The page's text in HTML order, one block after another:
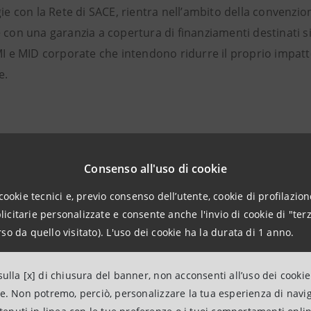
Consenso all'uso di cookie
tecnici e, previo consenso dell’utente, cookie di
personalizzate e consente anche l'invio di cookie di
da quello visitato). L'uso dei cookie ha la durata di 1 anno.
[x] di chiusura del banner, non acconsenti all’uso dei
Non potremo, perciò, personalizzare la tua esperienza di
con la Rete di SACE, rientra nell’ambito della
con una garanzia a copertura di finanziamenti destinati
e MID corporate che intendono ridurre il proprio
Amministratore Delegato diScelgo spa:
altri ed è proprio per questo che, come azienda, sentiamo
impatto sul territorio: quasi 4 mega di impianti per una
azioni che siano di esempio per tutti i nostri stakeholder
e al contributo di tutti.”